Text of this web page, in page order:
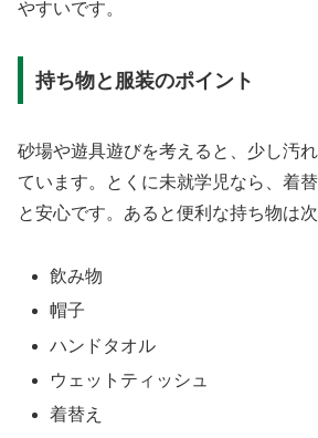
やすいです。
持ち物と服装のポイント
砂場や遊具遊びを考えると、少し汚
ています。とくに未就学児なら、着
と安心です。あると便利な持ち物は次
飲み物
帽子
ハンドタオル
ウェットティッシュ
着替え